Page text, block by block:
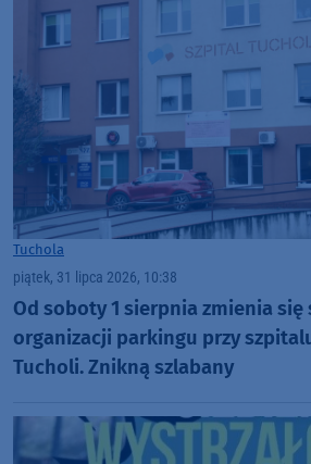
Tuchola
piątek, 31 lipca 2026, 10:38
Od soboty 1 sierpnia zmienia się
organizacji parkingu przy
Tucholi. Znikną szlabany